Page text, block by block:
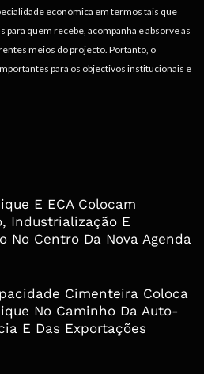
económica em termos tais que
para quem recebe, acompanha e absorve as
meios do projecto. Portanto, o
para os objectivos institucionais e
E ECA Colocam
Industrialização E
No Centro Da Nova Agenda
Cimenteira Coloca
No Caminho Da Auto-
E Das Exportações